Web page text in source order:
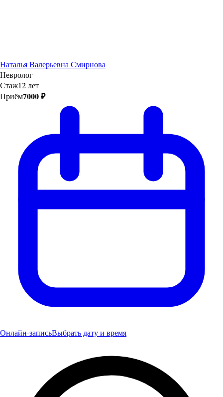
Наталья Валерьевна Смирнова
Невролог
Стаж12 лет
Приём7000 ₽
Онлайн-записьВыбрать дату и время